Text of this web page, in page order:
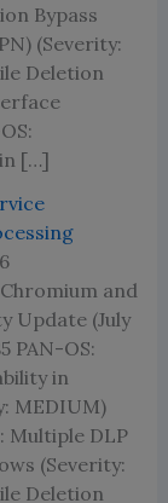
Bypass
(Severity:
Deletion
[…]
and
Update (July
PAN-OS:
in
MEDIUM)
Multiple DLP
(Severity:
Deletion